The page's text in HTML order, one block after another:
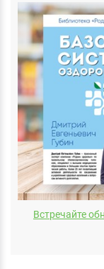
Встречайте